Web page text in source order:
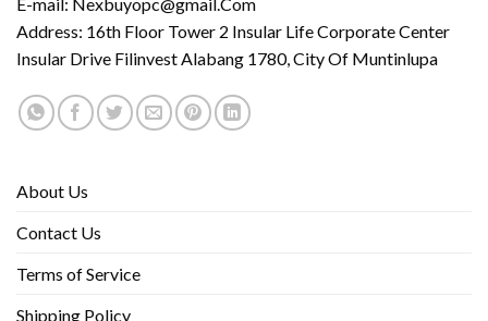
Address: 16th Floor Tower 2 Insular Life Corporate Center
Insular Drive Filinvest Alabang 1780, City Of Muntinlupa
About Us
Contact Us
Terms of Service
Shipping Policy